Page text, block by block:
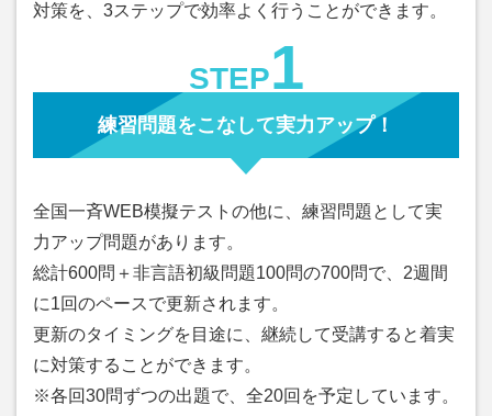
対策を、3ステップで効率よく行うことができます。
STEP1
練習問題をこなして実力アップ！
全国一斉WEB模擬テストの他に、練習問題として実
力アップ問題があります。
総計600問＋非言語初級問題100問の700問で、2週間
に1回のペースで更新されます。
更新のタイミングを目途に、継続して受講すると着実
に対策することができます。
※各回30問ずつの出題で、全20回を予定しています。